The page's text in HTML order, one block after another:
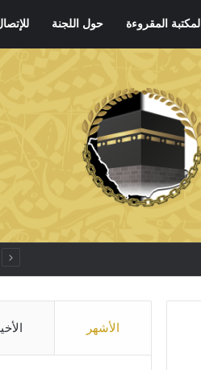
المكتبة المقروءة حول اللجنة
الأشهر